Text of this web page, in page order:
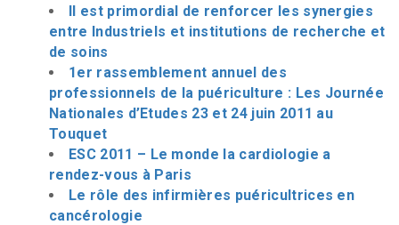
Il est primordial de renforcer les synergies
entre Industriels et institutions de recherche et
de soins
1er rassemblement annuel des
professionnels de la puériculture : Les Journée
Nationales d’Etudes 23 et 24 juin 2011 au
Touquet
ESC 2011 – Le monde la cardiologie a
rendez-vous à Paris
Le rôle des infirmières puéricultrices en
cancérologie